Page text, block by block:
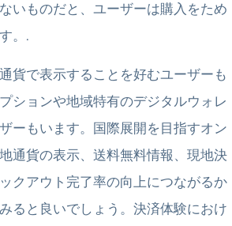
いものだと、ユーザーは購入をため
。.
貨で表示することを好むユーザーも
ションや地域特有のデジタルウォレ
ーもいます。国際展開を目指すオン
通貨の表示、送料無料情報、現地決
クアウト完了率の向上につながるか
ると良いでしょう。決済体験におけ